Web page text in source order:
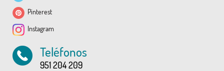
Pinterest
Instagram
Teléfonos
951 204 209